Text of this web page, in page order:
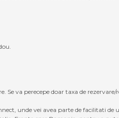
va perecepe doar taxa de rezervare/
unde vei avea parte de facilitati de